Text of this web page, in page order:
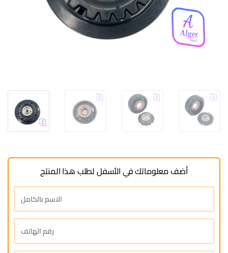
أضف معلوماتك في الأسفل لطلب هذا المنتج